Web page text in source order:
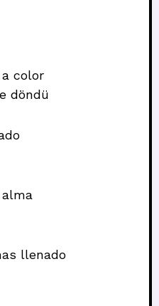
color
döndü
llenado